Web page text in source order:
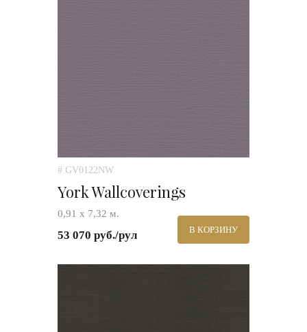
# GV0122NW
York Wallcoverings
0,91 х 7,32 м.
53 070 руб./рул В КОРЗИНУ